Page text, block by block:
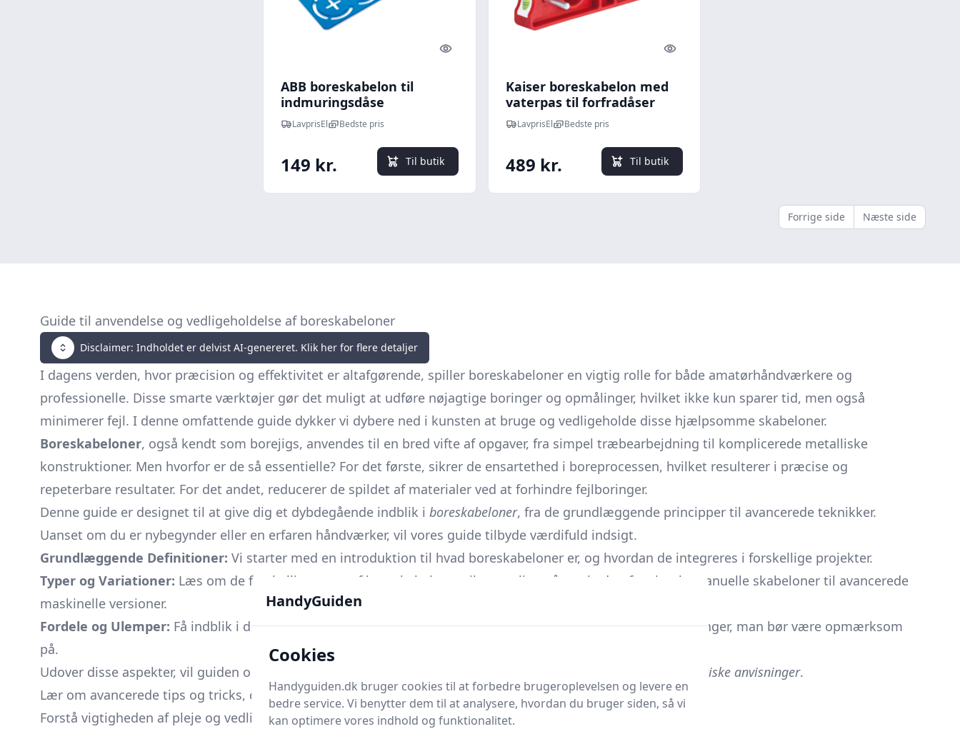
Quick look
ABB boreskabelon til
indmuringsdåse
LavprisEl Bedste pris
149 kr. Til butik
Quick look
Kaiser boreskabelon med
vaterpas til forfradåser
LavprisEl Bedste pris
489 kr. Til butik
Forrige side Næste side
Guide til anvendelse og vedligeholdelse af boreskabeloner
Disclaimer: Indholdet er delvist AI-genereret. Klik her for flere detaljer
I dagens verden, hvor præcision og effektivitet er altafgørende, spiller boreskabeloner en vigtig rolle for både amatørhåndværkere og
professionelle. Disse smarte værktøjer gør det muligt at udføre nøjagtige boringer og opmålinger, hvilket ikke kun sparer tid, men også
minimerer fejl. I denne omfattende guide dykker vi dybere ned i kunsten at bruge og vedligeholde disse hjælpsomme skabeloner.
Boreskabeloner, også kendt som borejigs, anvendes til en bred vifte af opgaver, fra simpel træbearbejdning til komplicerede metalliske
konstruktioner. Men hvorfor er de så essentielle? For det første, sikrer de ensartethed i boreprocessen, hvilket resulterer i præcise og
repeterbare resultater. For det andet, reducerer de spildet af materialer ved at forhindre fejlboringer.
Denne guide er designet til at give dig et dybdegående indblik i boreskabeloner, fra de grundlæggende principper til avancerede teknikker.
Uanset om du er nybegynder eller en erfaren håndværker, vil vores guide tilbyde værdifuld indsigt.
Grundlæggende Definitioner: Vi starter med en introduktion til hvad boreskabeloner er, og hvordan de integreres i forskellige projekter.
Typer og Variationer: Læs om de forskellige typer af boreskabeloner tilgængelige på markedet, fra simple manuelle skabeloner til avancerede
maskinelle versioner.
Fordele og Ulemper: Få indblik i de største fordele ved at bruge boreskabeloner samt nogle af de begrænsninger, man bør være opmærksom
på.
Udover disse aspekter, vil guiden også fokusere på hvordan man korrekt anvender en boreskabelon med
praktiske anvisninger.
Lær om avancerede tips og tricks, der kan optimere din boreoplevelse og løfte dine færdigheder.
Forstå vigtigheden af pleje og vedligeholdelse for at forlænge levetiden af dine boreskabeloner.
HandyGuiden
Cookies
Handyguiden.dk bruger cookies til at forbedre brugeroplevelsen og levere en
bedre service. Vi benytter dem til at analysere, hvordan du bruger siden, så vi
kan optimere vores indhold og funktionalitet.